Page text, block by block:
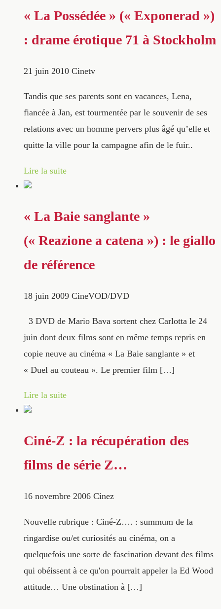
« La Possédée » (« Exponerad »)
: drame érotique 71 à Stockholm
21 juin 2010 Cinetv
Tandis que ses parents sont en vacances, Lena,
fiancée à Jan, est tourmentée par le souvenir de ses
relations avec un homme pervers plus âgé qu’elle et
quitte la ville pour la campagne afin de le fuir..
Lire la suite
« La Baie sanglante »
(« Reazione a catena ») : le giallo
de référence
18 juin 2009 CineVOD/DVD
3 DVD de Mario Bava sortent chez Carlotta le 24
juin dont deux films sont en même temps repris en
copie neuve au cinéma « La Baie sanglante » et
« Duel au couteau ». Le premier film […]
Lire la suite
Ciné-Z : la récupération des
films de série Z…
16 novembre 2006 Cinez
Nouvelle rubrique : Ciné-Z…. : summum de la
ringardise ou/et curiosités au cinéma, on a
quelquefois une sorte de fascination devant des films
qui obéissent à ce qu'on pourrait appeler la Ed Wood
attitude… Une obstination à […]